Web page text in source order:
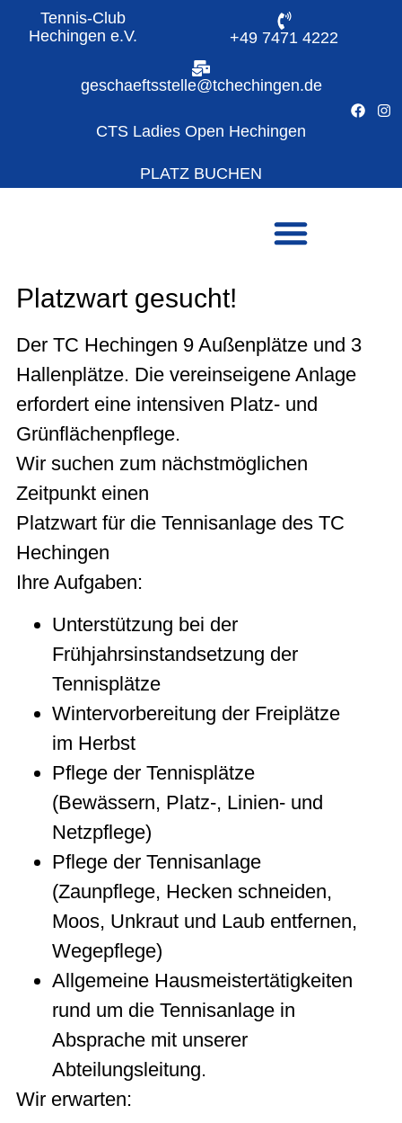
Tennis-Club
Hechingen e.V.
+49 7471 4222
geschaeftsstelle@tchechingen.de
CTS Ladies Open Hechingen
PLATZ BUCHEN
Platzwart gesucht!
Der TC Hechingen 9 Außenplätze und 3
Hallenplätze. Die vereinseigene Anlage
erfordert eine intensiven Platz- und
Grünflächenpflege.
Wir suchen zum nächstmöglichen
Zeitpunkt einen
Platzwart für die Tennisanlage des TC
Hechingen
Ihre Aufgaben:
Unterstützung bei der
Frühjahrsinstandsetzung der
Tennisplätze
Wintervorbereitung der Freiplätze
im Herbst
Pflege der Tennisplätze
(Bewässern, Platz-, Linien- und
Netzpflege)
Pflege der Tennisanlage
(Zaunpflege, Hecken schneiden,
Moos, Unkraut und Laub entfernen,
Wegepflege)
Allgemeine Hausmeistertätigkeiten
rund um die Tennisanlage in
Absprache mit unserer
Abteilungsleitung.
Wir erwarten: